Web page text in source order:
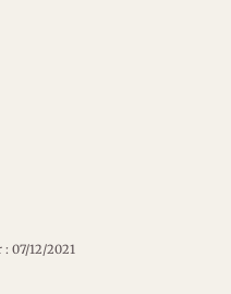
07/12/2021